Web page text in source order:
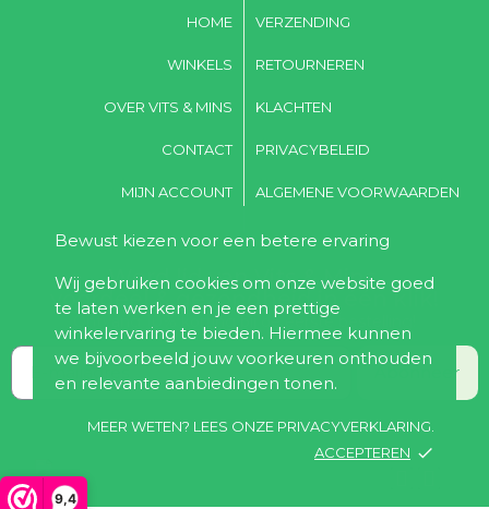
9,4
Bewust kiezen voor een betere ervaring
Wij gebruiken cookies om onze website goed
te laten werken en je een prettige
winkelervaring te bieden. Hiermee kunnen
we bijvoorbeeld jouw voorkeuren onthouden
en relevante aanbiedingen tonen.
MEER WETEN? LEES ONZE PRIVACYVERKLARING.
ACCEPTEREN done
HOME
WINKELS
OVER VITS & MINS
CONTACT
MIJN ACCOUNT
VERZENDING
RETOURNEREN
KLACHTEN
PRIVACYBELEID
ALGEMENE VOORWAARDEN
Word lid van Vits & Mins,
voordeel & gezondheid in één klik!
Ontvang 10% korting bij de eerste bestelling!
Abonneer